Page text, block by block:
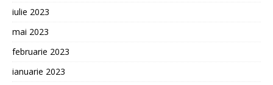
iulie 2023
mai 2023
februarie 2023
ianuarie 2023